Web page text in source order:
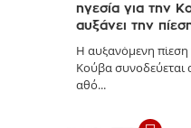
ηγεσία για την
αυξάνει την
Η αυξανόμενη
Κούβα συνοδεύεται
αθό...